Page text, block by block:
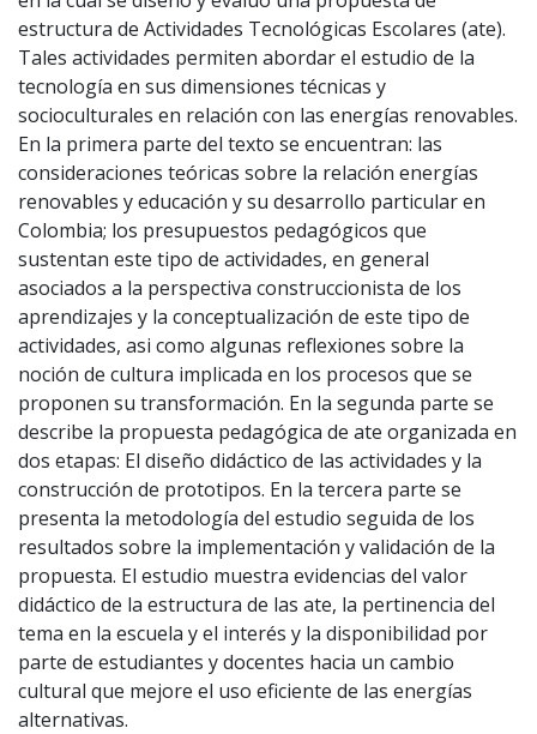
estructura de Actividades Tecnológicas Escolares (ate).
Tales actividades permiten abordar el estudio de la
tecnología en sus dimensiones técnicas y
socioculturales en relación con las energías renovables.
En la primera parte del texto se encuentran: las
consideraciones teóricas sobre la relación energías
renovables y educación y su desarrollo particular en
Colombia; los presupuestos pedagógicos que
sustentan este tipo de actividades, en general
asociados a la perspectiva construccionista de los
aprendizajes y la conceptualización de este tipo de
actividades, asi como algunas reflexiones sobre la
noción de cultura implicada en los procesos que se
proponen su transformación. En la segunda parte se
describe la propuesta pedagógica de ate organizada en
dos etapas: El diseño didáctico de las actividades y la
construcción de prototipos. En la tercera parte se
presenta la metodología del estudio seguida de los
resultados sobre la implementación y validación de la
propuesta. El estudio muestra evidencias del valor
didáctico de la estructura de las ate, la pertinencia del
tema en la escuela y el interés y la disponibilidad por
parte de estudiantes y docentes hacia un cambio
cultural que mejore el uso eficiente de las energías
alternativas.